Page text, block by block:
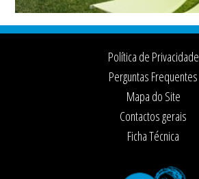
Footer
Política de Privacidade
Perguntas Frequentes
Mapa do Site
Contactos gerais
Ficha Técnica